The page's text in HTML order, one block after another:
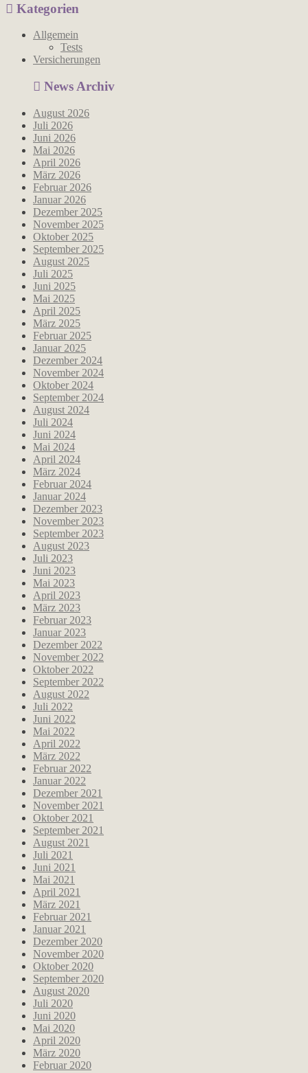
Kategorien
Allgemein
Tests
Versicherungen
News Archiv
August 2026
Juli 2026
Juni 2026
Mai 2026
April 2026
März 2026
Februar 2026
Januar 2026
Dezember 2025
November 2025
Oktober 2025
September 2025
August 2025
Juli 2025
Juni 2025
Mai 2025
April 2025
März 2025
Februar 2025
Januar 2025
Dezember 2024
November 2024
Oktober 2024
September 2024
August 2024
Juli 2024
Juni 2024
Mai 2024
April 2024
März 2024
Februar 2024
Januar 2024
Dezember 2023
November 2023
September 2023
August 2023
Juli 2023
Juni 2023
Mai 2023
April 2023
März 2023
Februar 2023
Januar 2023
Dezember 2022
November 2022
Oktober 2022
September 2022
August 2022
Juli 2022
Juni 2022
Mai 2022
April 2022
März 2022
Februar 2022
Januar 2022
Dezember 2021
November 2021
Oktober 2021
September 2021
August 2021
Juli 2021
Juni 2021
Mai 2021
April 2021
März 2021
Februar 2021
Januar 2021
Dezember 2020
November 2020
Oktober 2020
September 2020
August 2020
Juli 2020
Juni 2020
Mai 2020
April 2020
März 2020
Februar 2020